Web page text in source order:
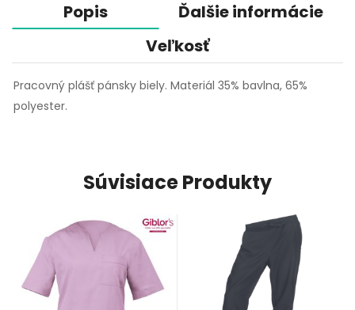
Popis
Ďalšie informácie
Veľkosť
Pracovný plášť pánsky biely. Materiál 35% bavlna, 65%
polyester.
Súvisiace Produkty